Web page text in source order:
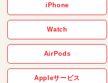
iPhone
Watch
AirPods
Appleサービス